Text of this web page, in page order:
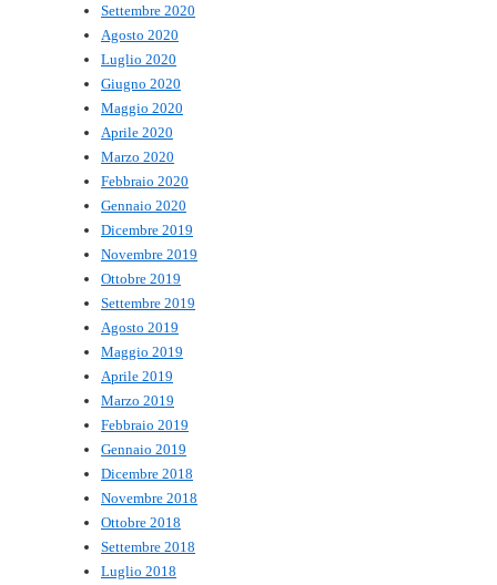
Settembre 2020
Agosto 2020
Luglio 2020
Giugno 2020
Maggio 2020
Aprile 2020
Marzo 2020
Febbraio 2020
Gennaio 2020
Dicembre 2019
Novembre 2019
Ottobre 2019
Settembre 2019
Agosto 2019
Maggio 2019
Aprile 2019
Marzo 2019
Febbraio 2019
Gennaio 2019
Dicembre 2018
Novembre 2018
Ottobre 2018
Settembre 2018
Luglio 2018